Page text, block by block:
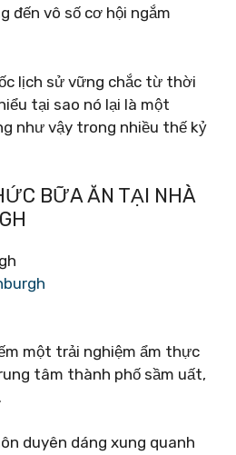
đến vô số cơ hội ngắm
lịch sử vững chắc từ thời
tại sao nó lại là một
như vậy trong nhiều thế kỷ
BỮA ĂN TẠI NHÀ
một trải nghiệm ẩm thực
tâm thành phố sầm uất,
duyên dáng xung quanh